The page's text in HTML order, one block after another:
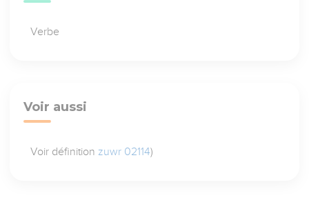
Verbe
Voir aussi
Voir définition zuwr 02114)